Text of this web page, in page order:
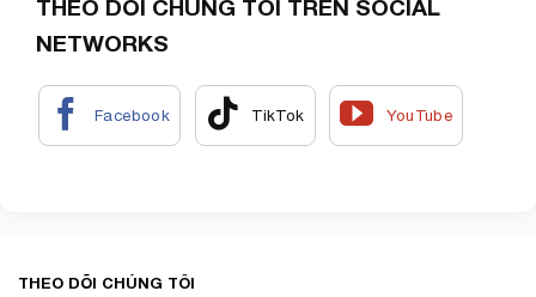
THEO DÕI CHÚNG TÔI TRÊN SOCIAL
NETWORKS
THEO DÕI CHÚNG TÔI